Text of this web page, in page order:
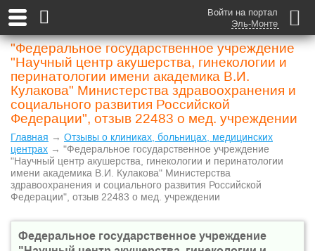
Войти на портал
Эль-Монте
"Федеральное государственное учреждение
"Научный центр акушерства, гинекологии и
перинатологии имени академика В.И.
Кулакова" Министерства здравоохранения и
социального развития Российской
Федерации", отзыв 22483 о мед. учреждении
Главная → Отзывы о клиниках, больницах, медицинских
центрах → "Федеральное государственное учреждение
"Научный центр акушерства, гинекологии и перинатологии
имени академика В.И. Кулакова" Министерства
здравоохранения и социального развития Российской
Федерации", отзыв 22483 о мед. учреждении
Федеральное государственное учреждение